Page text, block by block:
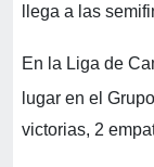
llega a las
En la Liga de
lugar en el
victorias, 2